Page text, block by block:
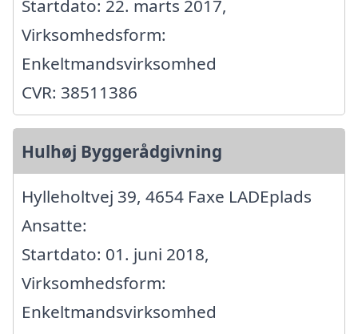
Startdato: 22. marts 2017,
Virksomhedsform:
Enkeltmandsvirksomhed
CVR: 38511386
Hulhøj Byggerådgivning
Hylleholtvej 39, 4654 Faxe LADEplads
Ansatte:
Startdato: 01. juni 2018,
Virksomhedsform:
Enkeltmandsvirksomhed